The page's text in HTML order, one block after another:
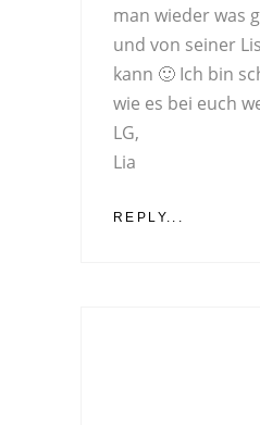
man wieder was
und von seiner
kann 🙂 Ich bin
wie es bei euch
LG,
Lia
REPLY...